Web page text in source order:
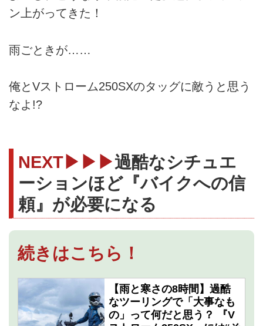
ン上がってきた！
雨ごときが……
俺とVストローム250SXのタッグに敵うと思う
なよ!?
NEXT▶▶▶過酷なシチュエ
ーションほど『バイクへの信
頼』が必要になる
続きはこちら！
【雨と寒さの8時間】過酷
なツーリングで「大事なも
の」って何だと思う？ 『V